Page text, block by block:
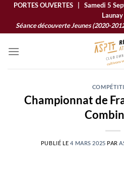
Passer
contenu
PORTES OUVERTES | Samedi 5
Launay
Séance découverte Jeunes (2020-
Championnat de
PUBLIÉ LE4 MARS 2025 PAR